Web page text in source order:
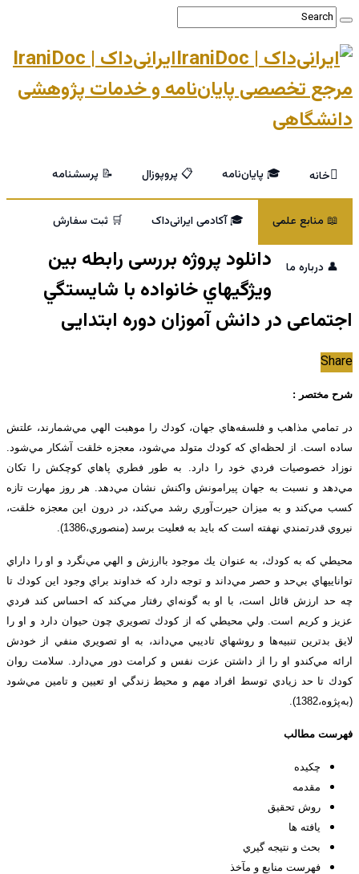
ایرانی‌داک | IraniDoc
مرجع تخصصی پایان‌نامه و خدمات پژوهشی
دانشگاهی
خانه 🎓 پایان‌نامه 📋 پروپوزال 📝 پرسشنامه
📖 منابع علمی 🎓 آکادمی ایرانی‌داک 🛒 ثبت سفارش
👤 درباره ما
دانلود پروژه بررسی رابطه بین
ويژگيهاي خانواده با شايستگي
اجتماعی در دانش آموزان دوره ابتدایی
Share
شرح مختصر :
در تمامي مذاهب و فلسفه‌هاي جهان، كودك را موهبت الهي مي‌شمارند، علتش
ساده است. از لحظه‌اي كه كودك متولد مي‌شود، معجزه خلقت آشكار مي‌شود.
نوزاد خصوصيات فردي خود را دارد. به طور فطري پاهاي كوچكش را تكان
مي‌دهد و نسبت به جهان پيرامونش واكنش نشان مي‌دهد. هر روز مهارت تازه
كسب مي‌كند و به ميزان حيرت‌آوري رشد مي‌كند، در درون اين معجزه خلقت،
نيروي قدرتمندي نهفته است كه بايد به فعليت برسد (منصوري،1386).
محيطي كه به كودك، به عنوان يك موجود با‌ارزش و الهي مي‌نگرد و او را داراي
تواناييهاي بي‌حد و حصر مي‌داند و توجه دارد كه خداوند براي وجود اين كودك تا
چه حد ارزش قائل است، با او به گونه‌اي رفتار مي‌كند كه احساس كند فردي
عزيز و كريم است. ولي محيطي كه از كودك تصويري چون حيوان دارد و او را
لايق بدترين تنبيه‌ها و روشهاي تاديبي مي‌داند، به او تصويري منفي از خودش
ارائه مي‌كندو او را از داشتن عزت نفس و كرامت دور مي‌دارد. سلامت روان
كودك تا حد زيادي توسط افراد مهم و محيط زندگي او تعيين و تامين مي‌شود
(به‌پژوه،1382).
فهرست مطالب
چكيده
مقدمه
روش تحقیق
یافته ها
بحث و نتيجه گيري
فهرست منابع و مآخذ